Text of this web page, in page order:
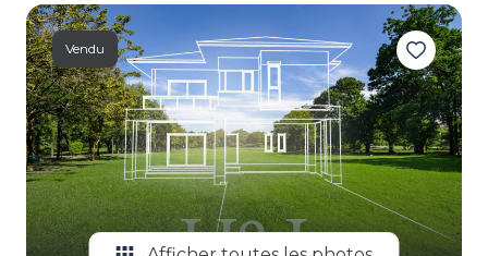
CRÉER
VOTRE
ALERTE
GESTION
LOCATIVE
Vendu